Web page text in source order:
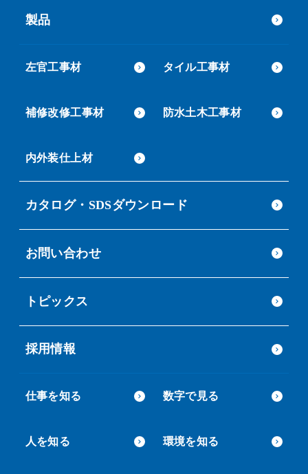
製品
左官工事材 タイル工事材
補修改修工事材 防水土木工事材
内外装仕上材
カタログ・SDSダウンロード
お問い合わせ
トピックス
採用情報
仕事を知る 数字で見る
人を知る 環境を知る